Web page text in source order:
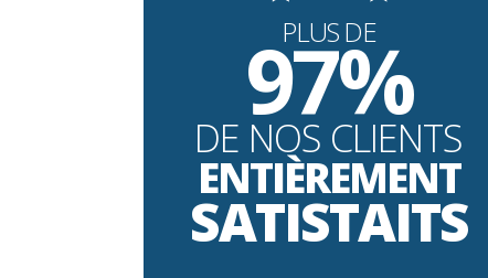
PLUS DE
97%
DE NOS CLIENTS
ENTIÈREMENT
SATISTAITS